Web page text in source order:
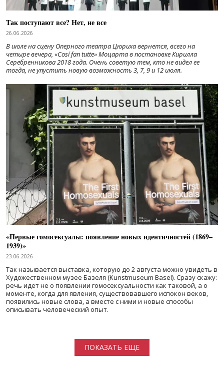
Так поступают все? Нет, не все
26.06.2026
В июле на сцену Оперного театра Цюриха вернется, всего на
четыре вечера, «Cosí fan tutte» Моцарта в постановке Кирилла
Серебренникова 2018 года. Очень советую тем, кто не видел ее
тогда, не упустить новую возможность 3, 7, 9 и 12 июля.
«Первые гомосексуалы: появление новых идентичностей (1869–
1939)»
23.06.2026
Так называется выставка, которую до 2 августа можно увидеть в
Художественном музее Базеля (Kunstmuseum Basel). Сразу скажу:
речь идет не о появлении гомосексуальности как таковой, а о
моменте, когда для явления, существовавшего испокон веков,
появились новые слова, а вместе с ними и новые способы
описывать человеческий опыт.
ПОКАЗАТЬ ЕЩЕ